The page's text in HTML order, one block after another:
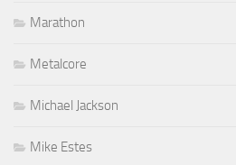
Marathon
Metalcore
Michael Jackson
Mike Estes